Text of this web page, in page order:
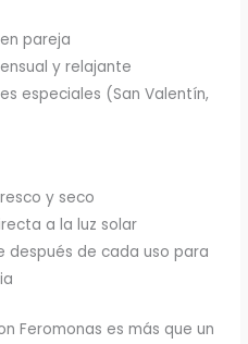
pareja
y relajante
especiales (San Valentín,
y seco
a la luz solar
después de cada uso para
Feromonas es más que un